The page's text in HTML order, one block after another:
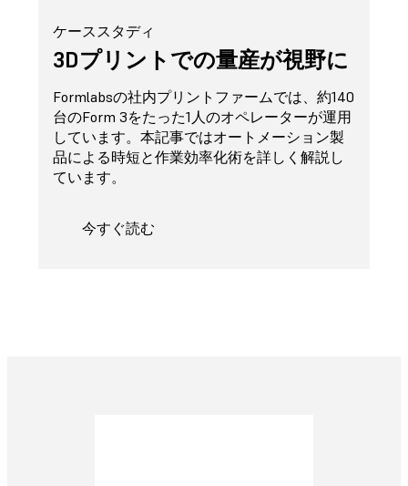
ケーススタディ
3Dプリントでの量産が視野に
Formlabsの社内プリントファームでは、約140
台のForm 3をたった1人のオペレーターが運用
しています。本記事ではオートメーション製
品による時短と作業効率化術を詳しく解説し
ています。
今すぐ読む